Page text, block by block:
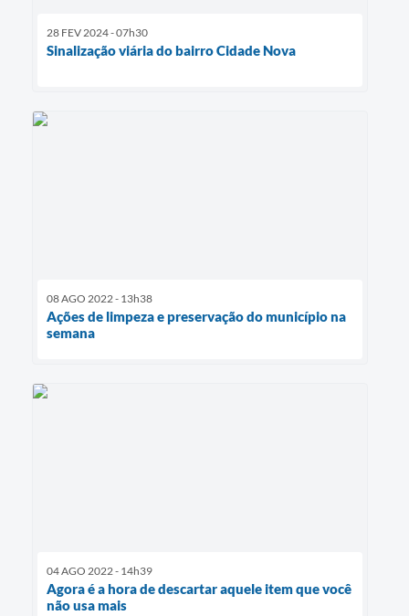
28 FEV 2024 - 07h30
Sinalização viária do bairro Cidade Nova
08 AGO 2022 - 13h38
Ações de limpeza e preservação do município na
semana
04 AGO 2022 - 14h39
Agora é a hora de descartar aquele item que você
não usa mais